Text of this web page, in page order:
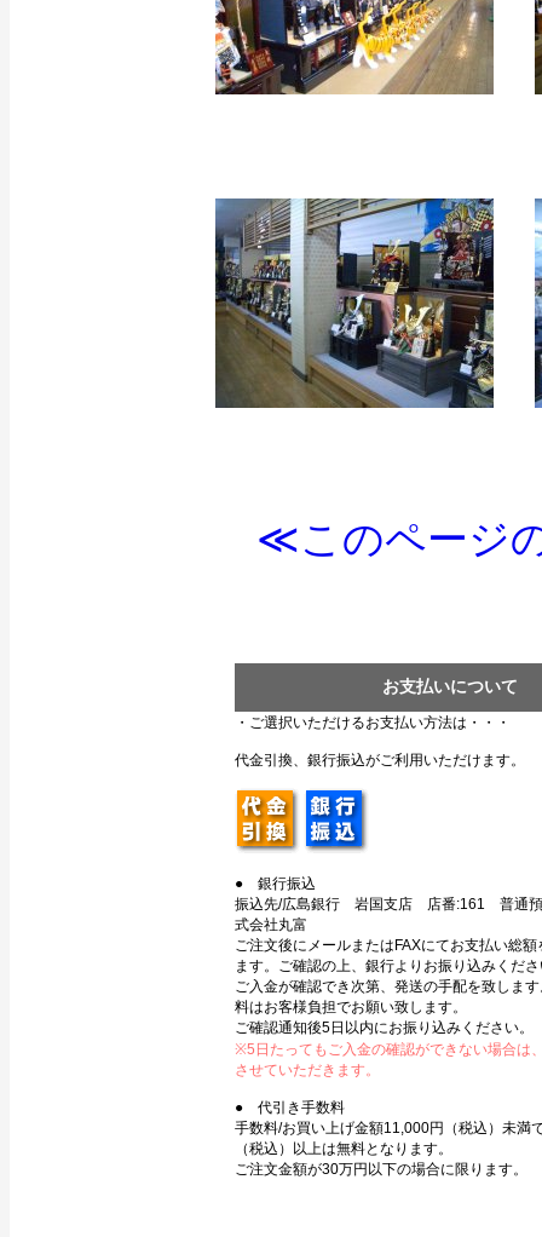
≪このページ
お支払いについて
・ご選択いただけるお支払い方法は・・・
代金引換、銀行振込がご利用いただけます。
● 銀行振込
振込先/広島銀行 岩国支店 店番:161 普通
式会社丸富
ご注文後にメールまたはFAXにてお支払い総
ます。ご確認の上、銀行よりお振り込みくだ
ご入金が確認でき次第、発送の手配を致しま
料はお客様負担でお願い致します。
ご確認通知後5日以内にお振り込みください。
※5日たってもご入金の確認ができない場合は
させていただきます。
● 代引き手数料
手数料/お買い上げ金額11,000円（税込）未満
（税込）以上は無料となります。
ご注文金額が30万円以下の場合に限ります。